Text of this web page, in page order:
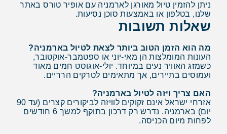
ניתן להזמין טיול מאורגן לארמניה עם אופיר טורס באתר
שלנו, בטלפון או באמצעות סוכן נסיעות.
שאלות תשובות
מה הוא הזמן הטוב ביותר לצאת לטיול בארמניה?
העונות המומלצות הן מאי-יוני או ספטמבר-אוקטובר,
כשמזג האוויר נעים במיוחד. יולי-אוגוסט חמים מאוד
ועמוסים בתיירים, אך מתאימים לטרקים הרריים.
האם צריך ויזה לטיול בארמניה?
אזרחי ישראל אינם זקוקים לוויזה לביקורים קצרים (עד 90
יום) בארמניה. נדרש רק דרכון בתוקף למשך 6 חודשים
לפחות מיום הכניסה.